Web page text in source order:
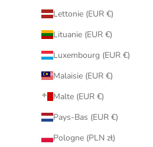
Lettonie (EUR €)
Lituanie (EUR €)
Luxembourg (EUR €)
Malaisie (EUR €)
Malte (EUR €)
Pays-Bas (EUR €)
Pologne (PLN zł)